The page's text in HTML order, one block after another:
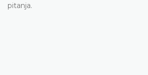
pitanja.